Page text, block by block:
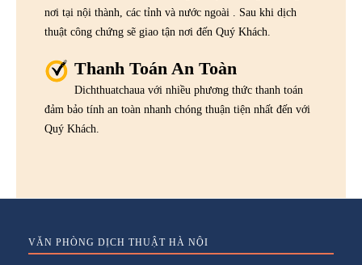
nơi tại nội thành, các tỉnh và nước ngoài . Sau khi dịch
thuật công chứng sẽ giao tận nơi đến Quý Khách.
Thanh Toán An Toàn
Dichthuatchaua với nhiều phương thức thanh toán
đảm bảo tính an toàn nhanh chóng thuận tiện nhất đến với
Quý Khách.
VĂN PHÒNG DỊCH THUẬT HÀ NỘI